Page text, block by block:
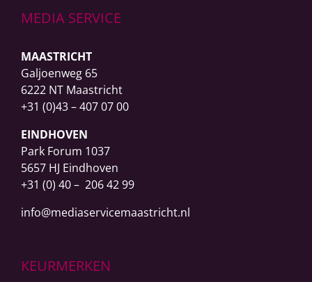
MEDIA SERVICE
MAASTRICHT
Galjoenweg 65
6222 NT Maastricht
+31 (0)43 – 407 07 00
EINDHOVEN
Park Forum 1037
5657 HJ Eindhoven
+31 (0) 40 – 206 42 99
info@mediaservicemaastricht.nl
KEURMERKEN